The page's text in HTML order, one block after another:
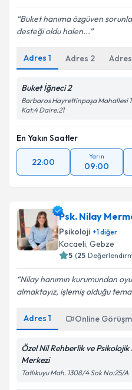
Buket hanıma özgüven
desteği oldu halen...
Adres 1 Adres 2 Adres
Buket İğneci 2
Barbaros Hayrettinpaşa Mahallesi
Kat:4 Daire:21
En Yakın Saatler
22:00
Yarın
09:00
Psk. Nilay
Psikoloji +1diğer
Kocaeli, Gebze
5 (25
Nilay hanımın kurumundan
almaktayız, işlemiş olduğu
Adres 1 Online
Özel Nil Rehberlik ve Psikolojik
Merkezi
Tatlıkuyu Mah. 1308/4 Sok No:25/A